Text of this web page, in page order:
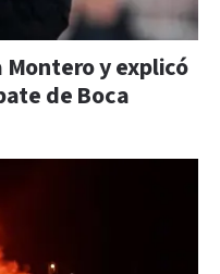
y explicó
de Boca